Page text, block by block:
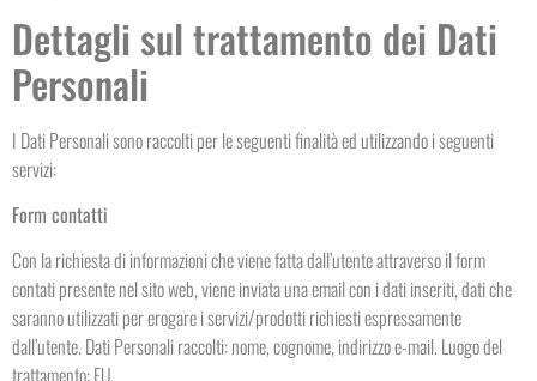
Dettagli sul trattamento dei Dati
Personali
I Dati Personali sono raccolti per le seguenti finalità ed utilizzando i seguenti
servizi:
Form contatti
Con la richiesta di informazioni che viene fatta dall’utente attraverso il form
contati presente nel sito web, viene inviata una email con i dati inseriti, dati che
saranno utilizzati per erogare i servizi/prodotti richiesti espressamente
dall’utente. Dati Personali raccolti: nome, cognome, indirizzo e-mail. Luogo del